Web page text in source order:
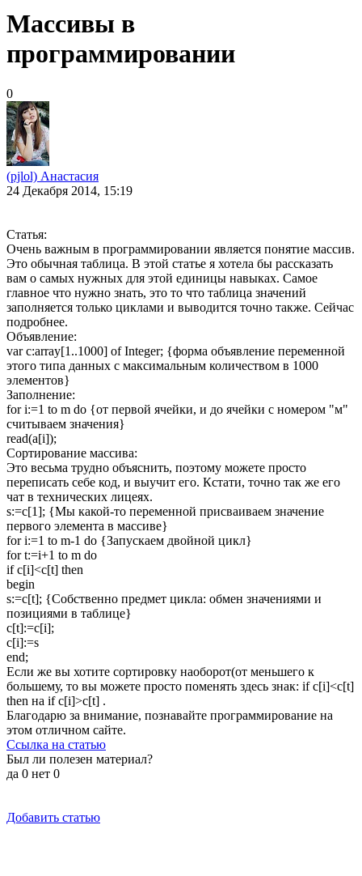
Массивы в
программировании
0
(pjlol) Анастасия
24 Декабря 2014, 15:19
Статья:
Очень важным в программировании является понятие массив.
Это обычная таблица. В этой статье я хотела бы рассказать
вам о самых нужных для этой единицы навыках. Самое
главное что нужно знать, это то что таблица значений
заполняется только циклами и выводится точно также. Сейчас
подробнее.
Объявление:
var c:array[1..1000] of Integer; {форма объявление переменной
этого типа данных с максимальным количеством в 1000
элементов}
Заполнение:
for i:=1 to m do {от первой ячейки, и до ячейки с номером "м"
считываем значения}
read(a[i]);
Сортирование массива:
Это весьма трудно объяснить, поэтому можете просто
переписать себе код, и выучит его. Кстати, точно так же его
чат в технических лицеях.
s:=c[1]; {Мы какой-то переменной присваиваем значение
первого элемента в массиве}
for i:=1 to m-1 do {Запускаем двойной цикл}
for t:=i+1 to m do
if c[i]<c[t] then
begin
s:=c[t]; {Собственно предмет цикла: обмен значениями и
позициями в таблице}
c[t]:=c[i];
c[i]:=s
end;
Если же вы хотите сортировку наоборот(от меньшего к
большему, то вы можете просто поменять здесь знак: if c[i]<c[t]
then на if c[i]>c[t] .
Благодарю за внимание, познавайте программирование на
этом отличном сайте.
Ссылка на статью
Был ли полезен материал?
да 0 нет 0
Добавить статью